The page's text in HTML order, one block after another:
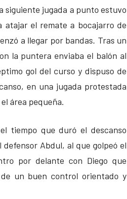
siguiente jugada a punto estuvo
atajar el remate a bocajarro de
a llegar por bandas. Tras un
la puntera enviaba el balón al
gol del curso y dispuso de
en una jugada protestada
área pequeña.
tiempo que duró el descanso
Abdul, al que golpeó el
por delante con Diego que
un buen control orientado y